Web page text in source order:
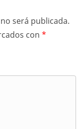
será publicada.
con *